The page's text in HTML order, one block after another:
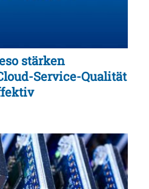
stärken
Service-Qualität